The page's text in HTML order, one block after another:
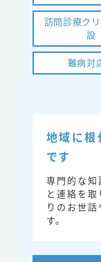
訪問診療ク
設
難病対
地域に根
です
専門的な知
と連絡を
りのお世
す。